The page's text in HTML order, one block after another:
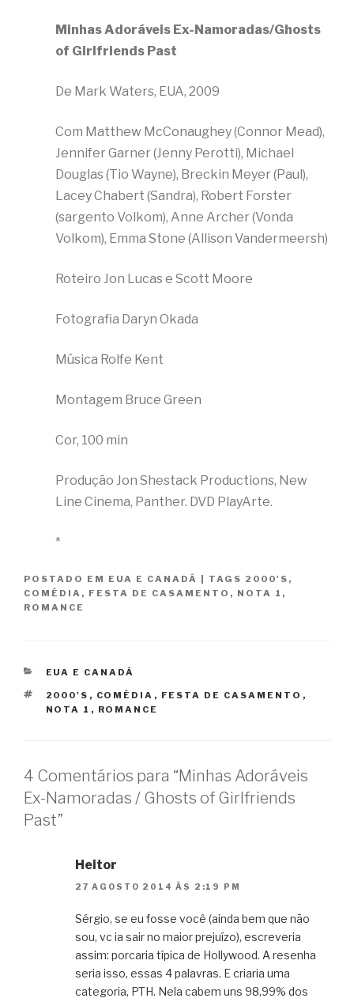
Minhas Adoráveis Ex-Namoradas/Ghosts
of Girlfriends Past
De Mark Waters, EUA, 2009
Com Matthew McConaughey (Connor Mead),
Jennifer Garner (Jenny Perotti), Michael
Douglas (Tio Wayne), Breckin Meyer (Paul),
Lacey Chabert (Sandra), Robert Forster
(sargento Volkom), Anne Archer (Vonda
Volkom), Emma Stone (Allison Vandermeersh)
Roteiro Jon Lucas e Scott Moore
Fotografia Daryn Okada
Música Rolfe Kent
Montagem Bruce Green
Cor, 100 min
Produção Jon Shestack Productions, New
Line Cinema, Panther. DVD PlayArte.
*
POSTADO EM EUA E CANADÁ TAGS 2000'S ,
COMÉDIA , FESTA DE CASAMENTO , NOTA 1 ,
ROMANCE
CATEGORIAS
EUA E CANADÁ
TAGS
2000'S , COMÉDIA , FESTA DE CASAMENTO ,
NOTA 1 , ROMANCE
4 Comentários para “Minhas Adoráveis
Ex-Namoradas / Ghosts of Girlfriends
Past”
Heitor
27 AGOSTO 2014 ÀS 2:19 PM
Sérgio, se eu fosse você (ainda bem que não
sou, vc ia sair no maior prejuízo), escreveria
assim: porcaria típica de Hollywood. A resenha
seria isso, essas 4 palavras. E criaria uma
categoria, PTH. Nela cabem uns 98,99% dos